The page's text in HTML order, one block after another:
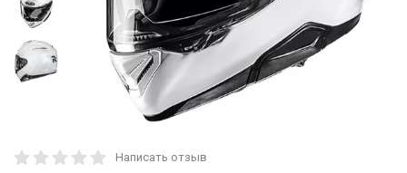
Написать отзыв